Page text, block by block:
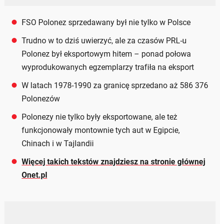
FSO Polonez sprzedawany był nie tylko w Polsce
Trudno w to dziś uwierzyć, ale za czasów PRL-u
Polonez był eksportowym hitem – ponad połowa
wyprodukowanych egzemplarzy trafiła na eksport
W latach 1978-1990 za granicę sprzedano aż 586 376
Polonezów
Polonezy nie tylko były eksportowane, ale też
funkcjonowały montownie tych aut w Egipcie,
Chinach i w Tajlandii
Więcej takich tekstów znajdziesz na stronie głównej
Onet.pl